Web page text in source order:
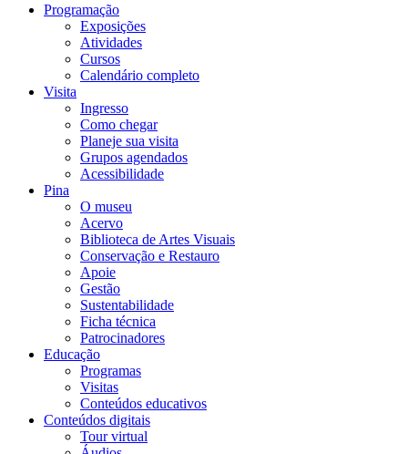
Programação
Exposições
Atividades
Cursos
Calendário completo
Visita
Ingresso
Como chegar
Planeje sua visita
Grupos agendados
Acessibilidade
Pina
O museu
Acervo
Biblioteca de Artes Visuais
Conservação e Restauro
Apoie
Gestão
Sustentabilidade
Ficha técnica
Patrocinadores
Educação
Programas
Visitas
Conteúdos educativos​
Conteúdos digitais
Tour virtual